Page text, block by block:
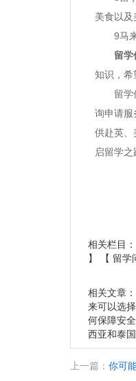
美食以及
9马来
留学
知识，希
留学信
询申请服
供赴英、
启留学之
相关栏目
】 【 留学
相关文章：
来可以选
何保障安
西亚和泰
上一篇： 你可